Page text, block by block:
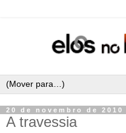
20 de novembro de 2010
A travessia